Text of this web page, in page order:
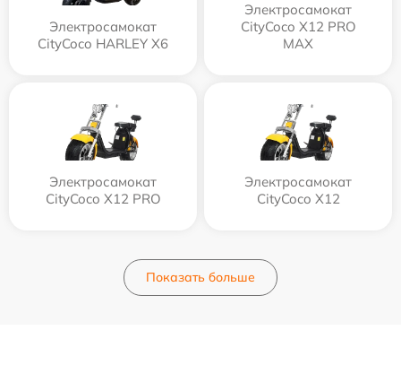
Электросамокат
CityCoco HARLEY X6
Электросамокат
CityCoco X12 PRO
MAX
Электросамокат
CityCoco X12 PRO
Электросамокат
CityCoco X12
Показать больше